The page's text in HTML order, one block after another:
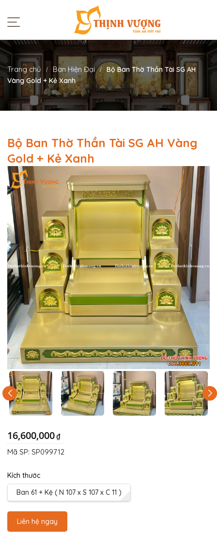
Trang chủ Ban Hiện Đại
Bộ Ban Thờ Thần Tài SG AH
Vàng Gold + Kẻ Xanh
Bộ Ban Thờ Thần Tài SG AH Vàng
Gold + Kẻ Xanh
16,600,000₫
Kích thước
Ban 61 + Kệ ( N 107 x S 107 x C 11 )
Liên hệ ngay
Mã SP: SP099712